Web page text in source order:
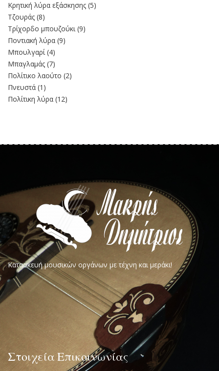
Κρητική λύρα εξάσκησης (5)
Τζουράς (8)
Τρίχορδο μπουζούκι (9)
Ποντιακή λύρα (9)
Μπουλγαρί (4)
Μπαγλαμάς (7)
Πολίτικο λαούτο (2)
Πνευστά (1)
Πολίτικη λύρα (12)
Κατασκευή μουσικών οργάνων με τέχνη και μεράκι!
Στοιχεία Επικοινωνίας